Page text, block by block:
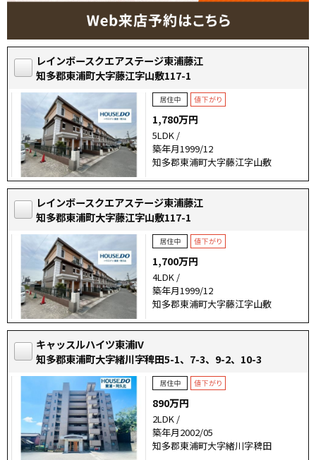
レインボースクエアステージ東浦藤江
知多郡東浦町大字藤江字山敷117-1
1,780万円
5LDK /
築年月1999/12
知多郡東浦町大字藤江字山敷
レインボースクエアステージ東浦藤江
知多郡東浦町大字藤江字山敷117-1
1,700万円
4LDK /
築年月1999/12
知多郡東浦町大字藤江字山敷
キャッスルハイツ東浦IV
知多郡東浦町大字緒川字稗田5-1、7-3、9-2、10-3
890万円
2LDK /
築年月2002/05
知多郡東浦町大字緒川字稗田